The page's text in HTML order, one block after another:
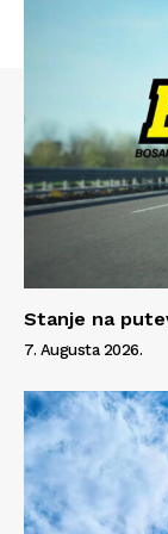
Info
O nama
Kontakt
Impressum
Stanje na
7. Augusta 2026.